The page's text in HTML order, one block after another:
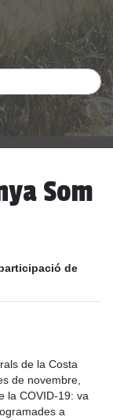
Som
de
de la Costa
de novembre,
la COVID-19: va
a